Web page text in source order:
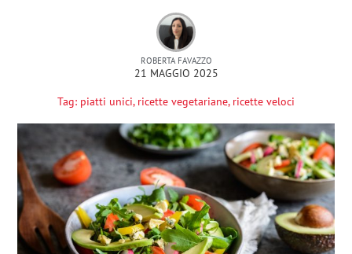
ROBERTA FAVAZZO
21 MAGGIO 2025
Tag: piatti unici, ricette vegetariane, ricette veloci